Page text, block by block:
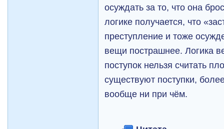
осуждать за то, что она
логике получается, что
преступление и тоже
вещи пострашнее. Логика
поступок нельзя считать
существуют поступки,
вообще ни при чём.